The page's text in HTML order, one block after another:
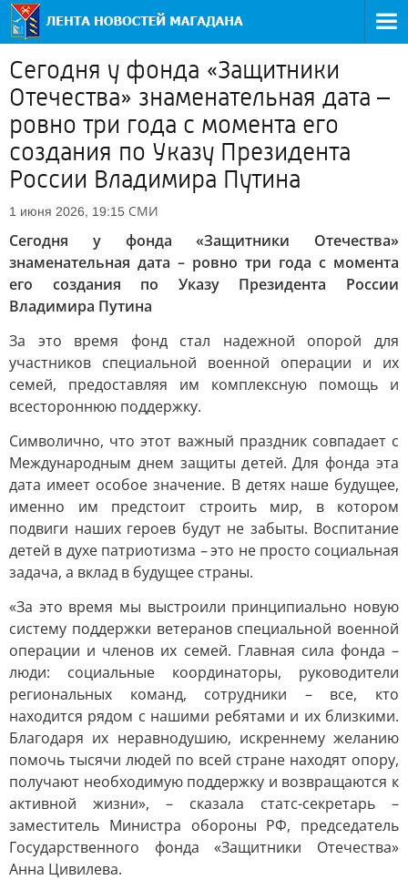
Сегодня у фонда «Защитники
Отечества» знаменательная дата –
ровно три года с момента его
создания по Указу Президента
России Владимира Путина
1 июня 2026, 19:15 СМИ
Сегодня у фонда «Защитники Отечества»
знаменательная дата – ровно три года с момента
его создания по Указу Президента России
Владимира Путина
За это время фонд стал надежной опорой для
участников специальной военной операции и их
семей, предоставляя им комплексную помощь и
всестороннюю поддержку.
Символично, что этот важный праздник совпадает с
Международным днем защиты детей. Для фонда эта
дата имеет особое значение. В детях наше будущее,
именно им предстоит строить мир, в котором
подвиги наших героев будут не забыты. Воспитание
детей в духе патриотизма –это не просто социальная
задача, а вклад в будущее страны.
«За это время мы выстроили принципиально новую
систему поддержки ветеранов специальной военной
операции и членов их семей. Главная сила фонда –
люди: социальные координаторы, руководители
региональных команд, сотрудники – все, кто
находится рядом с нашими ребятами и их близкими.
Благодаря их неравнодушию, искреннему желанию
помочь тысячи людей по всей стране находят опору,
получают необходимую поддержку и возвращаются к
активной жизни», – сказала статс-секретарь –
заместитель Министра обороны РФ, председатель
Государственного фонда «Защитники Отечества»
Анна Цивилева.